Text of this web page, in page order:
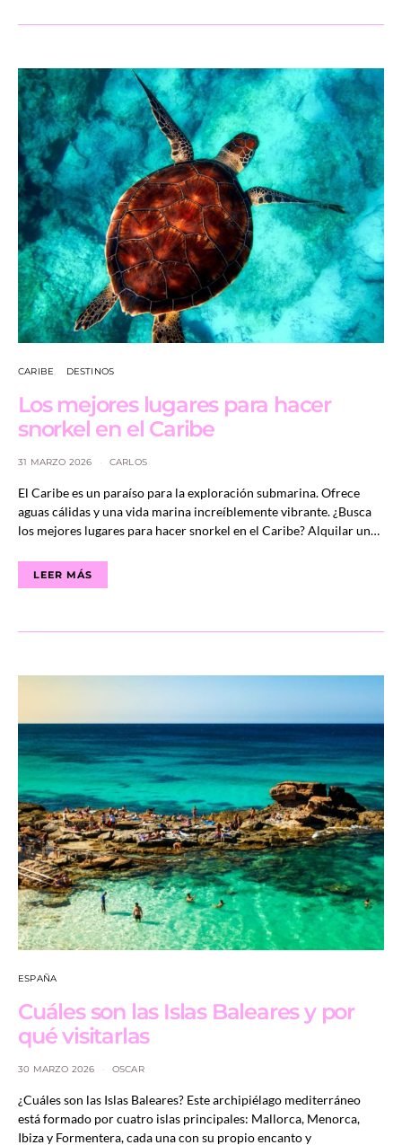
CARIBE DESTINOS
Los mejores lugares para hacer
snorkel en el Caribe
31 MARZO 2026 CARLOS
El Caribe es un paraíso para la exploración submarina. Ofrece
aguas cálidas y una vida marina increíblemente vibrante. ¿Busca
los mejores lugares para hacer snorkel en el Caribe? Alquilar un…
LEER MÁS
ESPAÑA
Cuáles son las Islas Baleares y por
qué visitarlas
30 MARZO 2026 OSCAR
¿Cuáles son las Islas Baleares? Este archipiélago mediterráneo
está formado por cuatro islas principales: Mallorca, Menorca,
Ibiza y Formentera, cada una con su propio encanto y